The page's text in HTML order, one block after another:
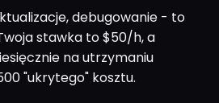
debugowanie - to
stawka to $50/h, a
na utrzymaniu
"ukrytego" kosztu.